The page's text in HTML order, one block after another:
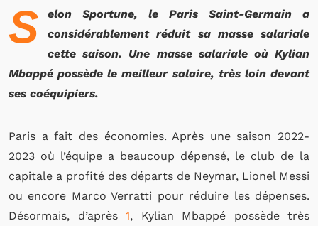
S
elon Sportune, le Paris Saint-Germain a
considérablement réduit sa masse salariale
cette saison. Une masse salariale où Kylian
Mbappé possède le meilleur salaire, très loin devant
ses coéquipiers.
Paris a fait des économies. Après une saison 2022-
2023 où l’équipe a beaucoup dépensé, le club de la
capitale a profité des départs de Neymar, Lionel Messi
ou encore Marco Verratti pour réduire les dépenses.
Désormais, d’après 1, Kylian Mbappé possède très